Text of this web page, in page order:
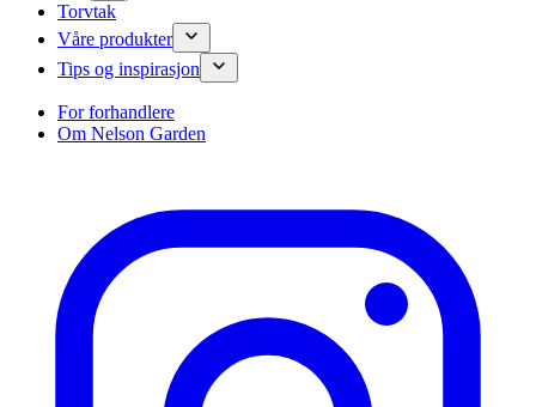
Torvtak
Våre produkter
Tips og inspirasjon
For forhandlere
Om Nelson Garden